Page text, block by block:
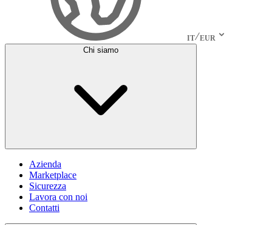
IT EUR
Chi siamo
Azienda
Marketplace
Sicurezza
Lavora con noi
Contatti